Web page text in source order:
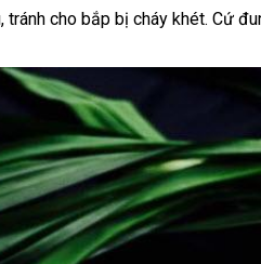
cho bắp bị cháy khét. Cứ